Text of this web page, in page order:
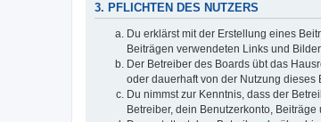
3. PFLICHTEN DES NUTZERS
Du erklärst mit der Erstellung eines
Beiträgen verwendeten Links und
Der Betreiber des Boards übt das
oder dauerhaft von der Nutzung
Du nimmst zur Kenntnis, dass der
Betreiber, dein Benutzerkonto,